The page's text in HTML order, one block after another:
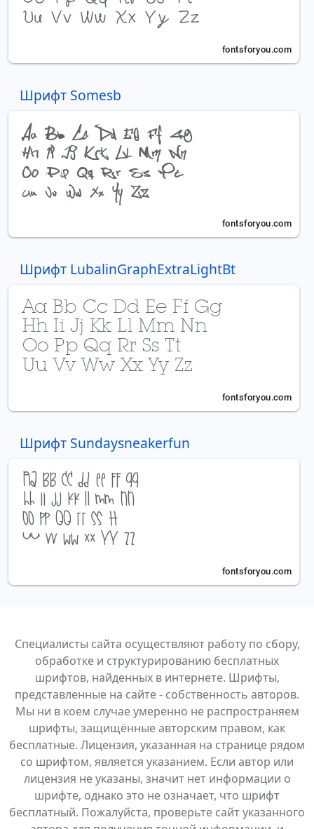
Шрифт Somesb
Шрифт LubalinGraphExtraLightBt
Шрифт Sundaysneakerfun
Специалисты сайта осуществляют работу по сбору,
обработке и структурированию бесплатных
шрифтов, найденных в интернете. Шрифты,
представленные на сайте - собственность авторов.
Мы ни в коем случае умеренно не распространяем
шрифты, защищённые авторским правом, как
бесплатные. Лицензия, указанная на странице рядом
со шрифтом, является указанием. Если автор или
лицензия не указаны, значит нет информации о
шрифте, однако это не означает, что шрифт
бесплатный. Пожалуйста, проверьте сайт указанного